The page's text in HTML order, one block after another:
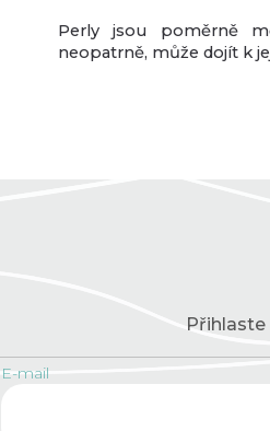
Perly jsou poměrně
neopatrně, může dojít k
E-mail